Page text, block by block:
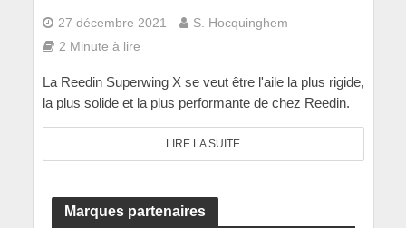
27 décembre 2021
S. Hocquinghem
2 Minute à lire
La Reedin Superwing X se veut être l'aile la plus rigide,
la plus solide et la plus performante de chez Reedin.
LIRE LA SUITE
Marques partenaires